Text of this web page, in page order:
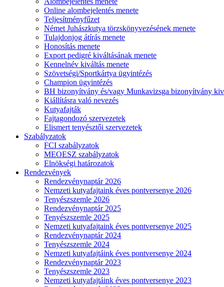
Online alombejelentés menete
Teljesítményfűzet
Német Juhászkutya törzskönyvezésének menete
Tulajdonjog átírás menete
Honosítás menete
Export pedigré kiváltásának menete
Kennelnév kiváltás menete
Szövetségi/Sportkártya ügyintézés
Champion ügyintézés
BH bizonyítvány és/vagy Munkavizsga bizonyítvány
Kiállításra való nevezés
Kutyafajták
Fajtagondozó szervezetek
Elismert tenyésztői szervezetek
Szabályzatok
FCI szabályzatok
MEOESZ szabályzatok
Elnökségi határozatok
Rendezvények
Rendezvénynaptár 2026
Nemzeti kutyafajtaink éves pontversenye 2026
Tenyészszemle 2026
Rendezvénynaptár 2025
Tenyészszemle 2025
Nemzeti kutyafajtaink éves pontversenye 2025
Rendezvénynaptár 2024
Tenyészszemle 2024
Nemzeti kutyafajtáink éves pontversenye 2024
Rendezvénynaptár 2023
Tenyészszemle 2023
Nemzeti kutyafajtáink éves pontversenye 2023